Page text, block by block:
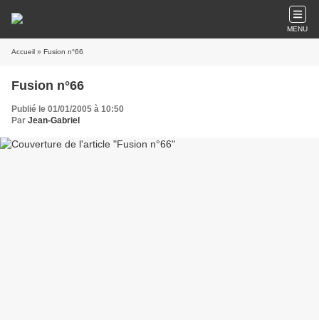
MENU
Accueil » Fusion n°66
Fusion n°66
Publié le 01/01/2005 à 10:50
Par Jean-Gabriel